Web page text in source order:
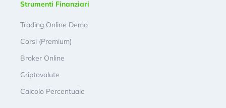
Strumenti Finanziari
Trading Online Demo
Corsi (Premium)
Broker Online
Criptovalute
Calcolo Percentuale